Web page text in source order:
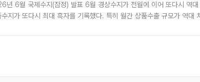
년 6월 국제수지(잠정) 발표 6월 경상수지가 전월에 이어 또다시 역대
수지가 또다시 최대 흑자를 기록했다. 특히 월간 상품수출 규모가 역대